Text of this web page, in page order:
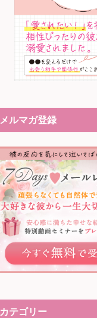
メルマガ登録
カテゴリー